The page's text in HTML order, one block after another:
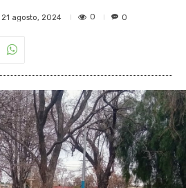
21 agosto, 2024 0 0